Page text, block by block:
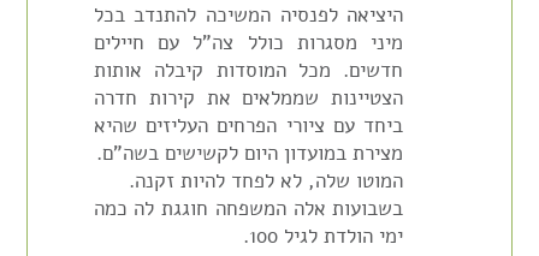
היציאה לפנסיה המשיכה להתנדב בכל
מיני מסגרות כולל צה"ל עם חיילים
חדשים. מכל המוסדות קיבלה אותות
הצטיינות שממלאים את קירות חדרה
ביחד עם ציורי הפרחים העליזים שהיא
מצירת במועדון היום לקשישים בשה"ם.
המוטו שלה, לא לפחד להיות זקנה.
בשבועות אלה המשפחה חוגגת לה כמה
ימי הולדת לגיל 100.